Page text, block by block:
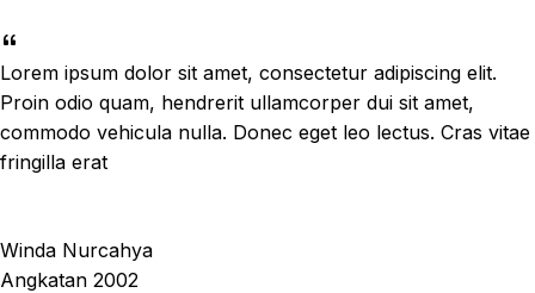
Lorem ipsum dolor sit amet, consectetur adipiscing elit.
Proin odio quam, hendrerit ullamcorper dui sit amet,
commodo vehicula nulla. Donec eget leo lectus. Cras vitae
fringilla erat
Winda Nurcahya
Angkatan 2002